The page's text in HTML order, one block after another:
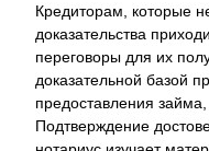
Кредиторам, которые
доказательства
переговоры для их
доказательной базой
предоставления
Подтверждение